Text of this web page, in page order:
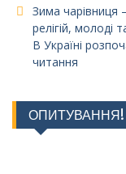
Зима чарівниця
релігій, молоді
В Україні
читання
ОПИТУВАННЯ!